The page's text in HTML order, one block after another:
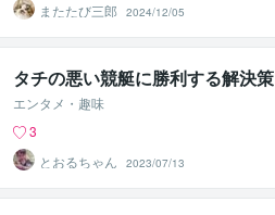
またたび三郎
2024/12/05
タチの悪い競艇に勝利する解決策
エンタメ・趣味
3
とおるちゃん
2023/07/13